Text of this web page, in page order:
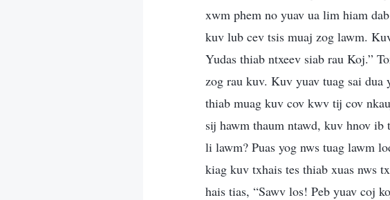
xwm phem no yuav ua lim hiam
kuv lub cev tsis muaj zog lawm.
Yudas thiab ntxeev siab rau Koj.”
zog rau kuv. Kuv yuav tuag sai dua
thiab muag kuv cov kwv tij cov
sij hawm thaum ntawd, kuv hnov
li lawm? Puas yog nws tuag lawm
kiag kuv txhais tes thiab xuas nws
hais tias, “Sawv los! Peb yuav coj